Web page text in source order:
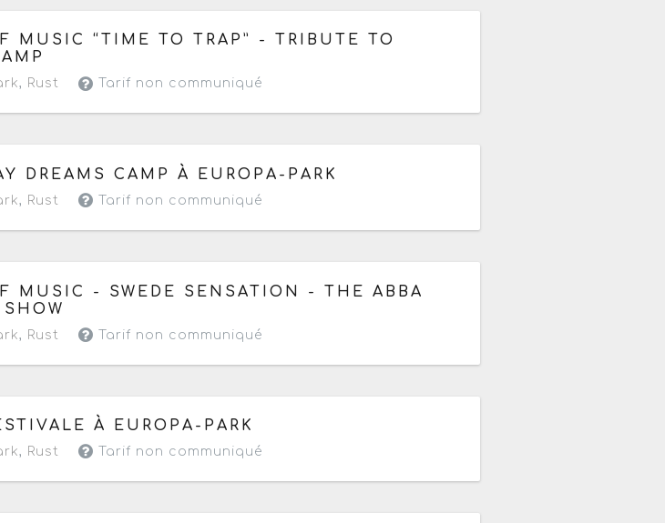
9 août 2026 de 09h à 22h
MUSIC “TIME TO TRAP” - TRIBUTE TO
, Rust Tarif non communiqué
au vendredi 21 août 2026 à partir de 12h
DREAMS CAMP À EUROPA-PARK
, Rust Tarif non communiqué
16 août 2026 de 09h à 22h
MUSIC - SWEDE SENSATION - THE ABBA
, Rust Tarif non communiqué
août 2026 de 09h à 23h59
À EUROPA-PARK
, Rust Tarif non communiqué